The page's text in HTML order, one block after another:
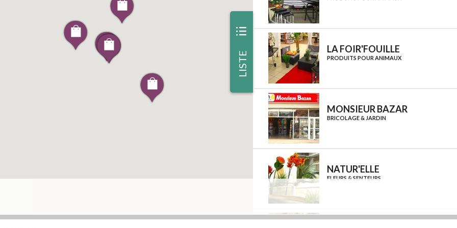
LE MARIN
LISTE
iii
LA FOIR'FOUILLE
PRODUITS POUR ANIMAUX
MONSIEUR BAZAR
BRICOLAGE & JARDIN
NATUR'ELLE
FLEURS & SENTEURS